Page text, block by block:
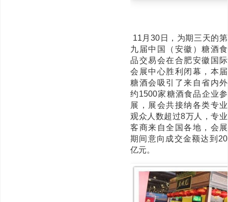
11月30日，为期三天的第
九届中国（安徽）糖酒食
品交易会在合肥安徽国际
会展中心胜利闭幕，本届
糖酒会吸引了来自省内外
约1500家糖酒食品企业参
展，展会共接纳各类专业
观众人数超过8万人，专业
客商来自全国各地，会展
期间意向成交金额达到20
亿元。